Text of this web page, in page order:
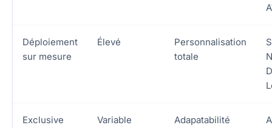
Déploiement
sur mesure
Élevé
Personnalisation
totale
Exclusive
Variable
Adapatabilité